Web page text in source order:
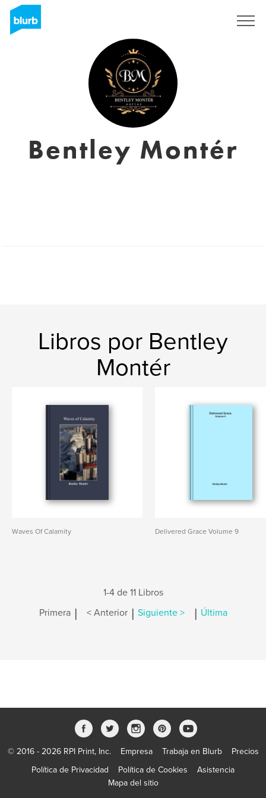
Bentley Montér
Libros por Bentley
Montér
Waves Of Calamity Delivered Grace Volume 9
1-4 de 11 Libros
Primera | < Anterior | Siguiente > | Última
© 2016 - 2026 RPI Print, Inc. Empresa Trabaja en Blurb
Precios
Política de Privacidad
Política de Cookies
Asistencia
Mapa del sitio